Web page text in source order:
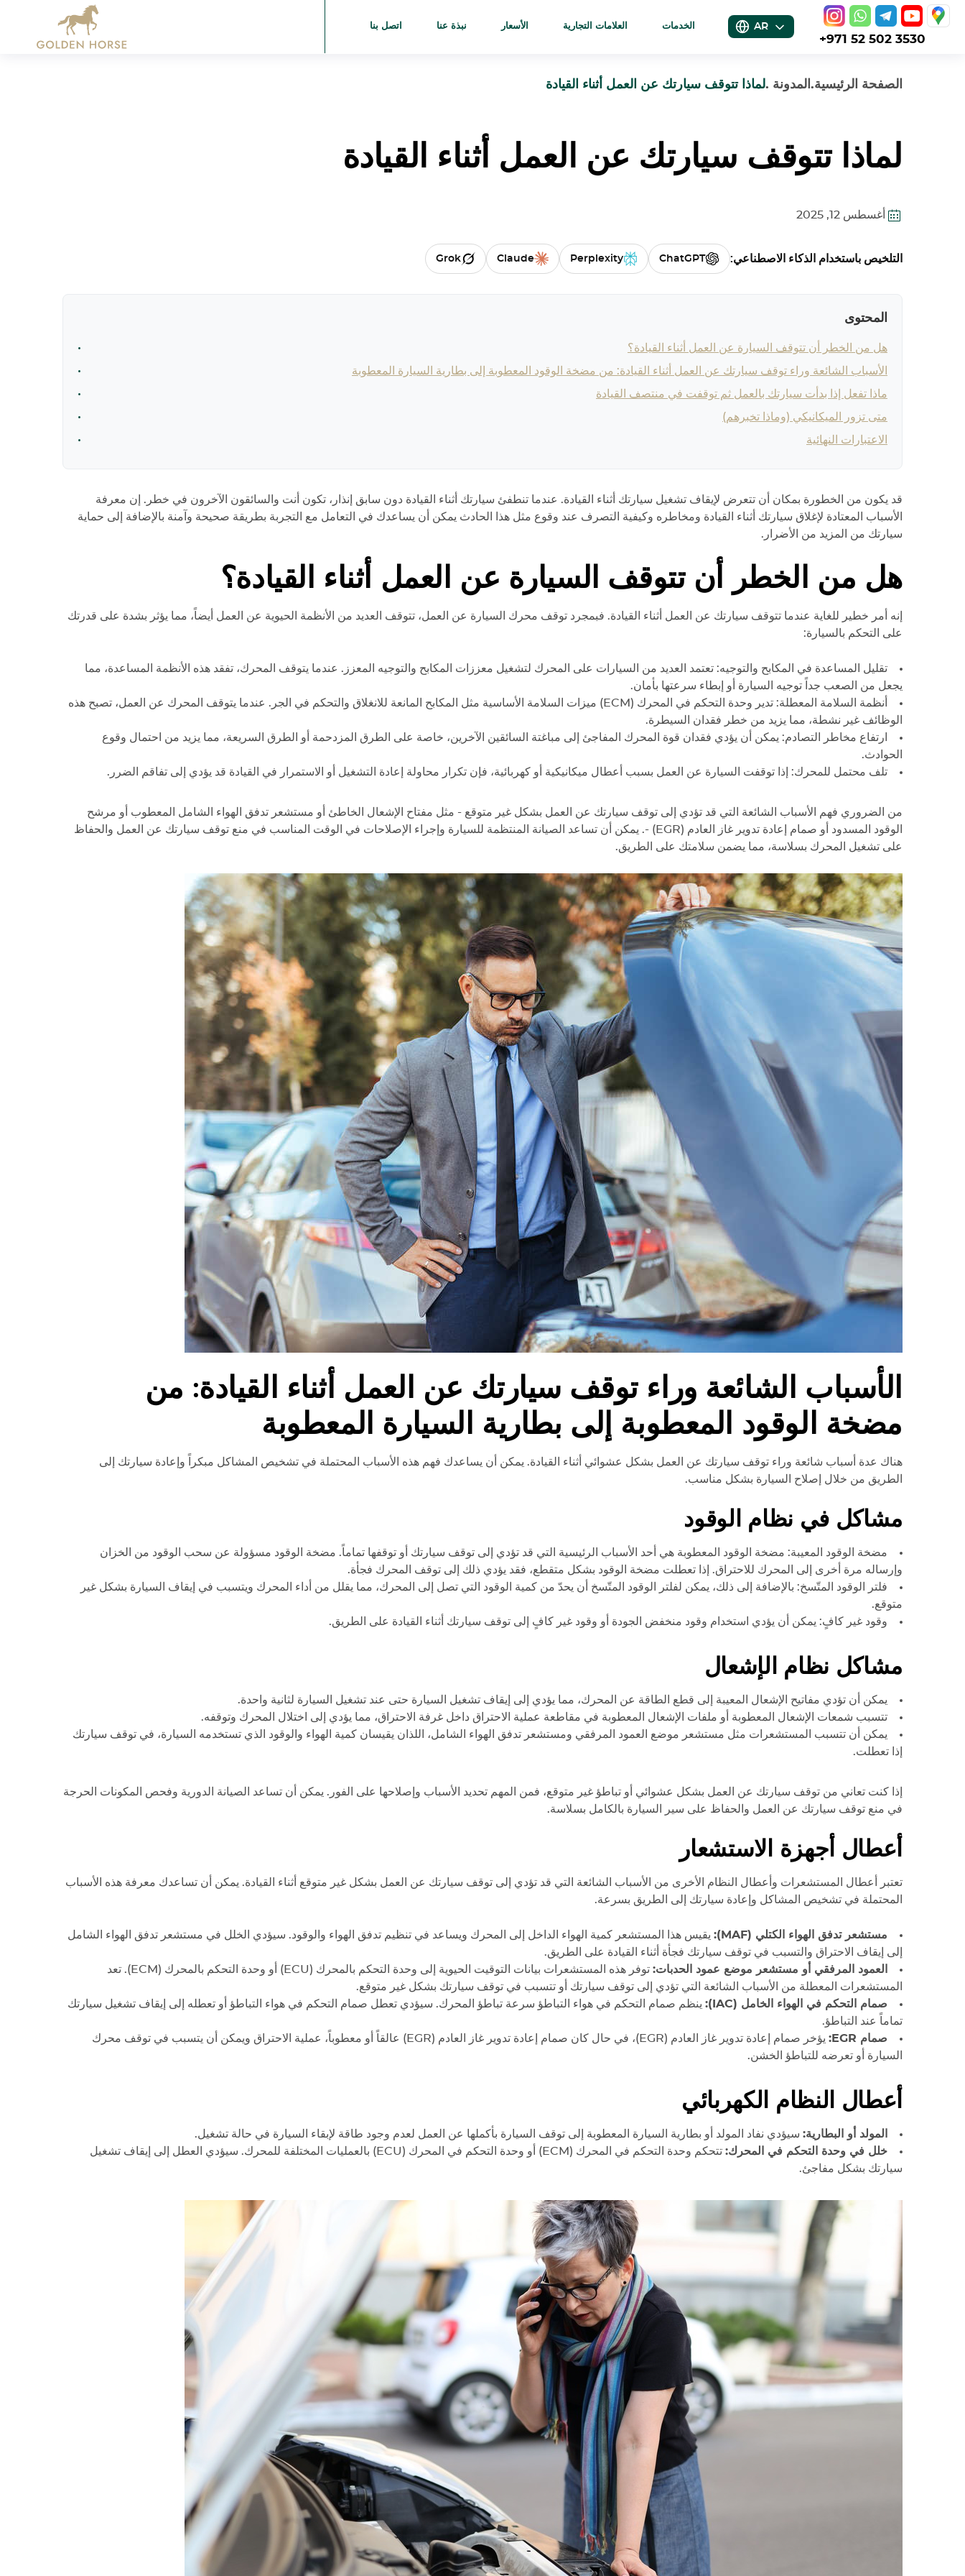
الخدمات العلامات التجارية الأسعار نبذة عنا اتصل بنا AR
+971 52 502 3530
الصفحة الرئيسية. المدونة .لماذا تتوقف سيارتك عن العمل أثناء القيادة
لماذا تتوقف سيارتك عن العمل أثناء القيادة
أغسطس 12, 2025
التلخيص باستخدام الذكاء الاصطناعي: ChatGPT
Perplexity
Claude
Grok
المحتوى
هل من الخطر أن تتوقف السيارة عن العمل أثناء القيادة؟
الأسباب الشائعة وراء توقف سيارتك عن العمل أثناء القيادة: من مضخة الوقود المعطوبة إلى بطارية السيارة المعطوبة
ماذا تفعل إذا بدأت سيارتك بالعمل ثم توقفت في منتصف القيادة
متى تزور الميكانيكي (وماذا تخبرهم)
الاعتبارات النهائية
قد يكون من الخطورة بمكان أن تتعرض لإيقاف تشغيل سيارتك أثناء القيادة. عندما تنطفئ سيارتك أثناء القيادة دون سابق إنذار، تكون أنت والسائقون الآخرون في خطر. إن معرفة
الأسباب المعتادة لإغلاق سيارتك أثناء القيادة ومخاطره وكيفية التصرف عند وقوع مثل هذا الحادث يمكن أن يساعدك في التعامل مع التجربة بطريقة صحيحة وآمنة بالإضافة إلى حماية
سيارتك من المزيد من الأضرار.
هل من الخطر أن تتوقف السيارة عن العمل أثناء القيادة؟
إنه أمر خطير للغاية عندما تتوقف سيارتك عن العمل أثناء القيادة. فبمجرد توقف محرك السيارة عن العمل، تتوقف العديد من الأنظمة الحيوية عن العمل أيضاً، مما يؤثر بشدة على قدرتك
على التحكم بالسيارة:
تقليل المساعدة في المكابح والتوجيه: تعتمد العديد من السيارات على المحرك لتشغيل معززات المكابح والتوجيه المعزز. عندما يتوقف المحرك، تفقد هذه الأنظمة المساعدة، مما
يجعل من الصعب جداً توجيه السيارة أو إبطاء سرعتها بأمان.
أنظمة السلامة المعطلة: تدير وحدة التحكم في المحرك (ECM) ميزات السلامة الأساسية مثل المكابح المانعة للانغلاق والتحكم في الجر. عندما يتوقف المحرك عن العمل، تصبح هذه
الوظائف غير نشطة، مما يزيد من خطر فقدان السيطرة.
ارتفاع مخاطر التصادم: يمكن أن يؤدي فقدان قوة المحرك المفاجئ إلى مباغتة السائقين الآخرين، خاصة على الطرق المزدحمة أو الطرق السريعة، مما يزيد من احتمال وقوع
الحوادث.
تلف محتمل للمحرك: إذا توقفت السيارة عن العمل بسبب أعطال ميكانيكية أو كهربائية، فإن تكرار محاولة إعادة التشغيل أو الاستمرار في القيادة قد يؤدي إلى تفاقم الضرر.
من الضروري فهم الأسباب الشائعة التي قد تؤدي إلى توقف سيارتك عن العمل بشكل غير متوقع - مثل مفتاح الإشعال الخاطئ أو مستشعر تدفق الهواء الشامل المعطوب أو مرشح
الوقود المسدود أو صمام إعادة تدوير غاز العادم (EGR) -. يمكن أن تساعد الصيانة المنتظمة للسيارة وإجراء الإصلاحات في الوقت المناسب في منع توقف سيارتك عن العمل والحفاظ
على تشغيل المحرك بسلاسة، مما يضمن سلامتك على الطريق.
الأسباب الشائعة وراء توقف سيارتك عن العمل أثناء القيادة: من
مضخة الوقود المعطوبة إلى بطارية السيارة المعطوبة
هناك عدة أسباب شائعة وراء توقف سيارتك عن العمل بشكل عشوائي أثناء القيادة. يمكن أن يساعدك فهم هذه الأسباب المحتملة في تشخيص المشاكل مبكراً وإعادة سيارتك إلى
الطريق من خلال إصلاح السيارة بشكل مناسب.
مشاكل في نظام الوقود
مضخة الوقود المعيبة: مضخة الوقود المعطوبة هي أحد الأسباب الرئيسية التي قد تؤدي إلى توقف سيارتك أو توقفها تماماً. مضخة الوقود مسؤولة عن سحب الوقود من الخزان
وإرساله مرة أخرى إلى المحرك للاحتراق. إذا تعطلت مضخة الوقود بشكل متقطع، فقد يؤدي ذلك إلى توقف المحرك فجأة.
فلتر الوقود المتّسخ: بالإضافة إلى ذلك، يمكن لفلتر الوقود المتّسخ أن يحدّ من كمية الوقود التي تصل إلى المحرك، مما يقلل من أداء المحرك ويتسبب في إيقاف السيارة بشكل غير
متوقع.
وقود غير كافٍ: يمكن أن يؤدي استخدام وقود منخفض الجودة أو وقود غير كافٍ إلى توقف سيارتك أثناء القيادة على الطريق.
مشاكل نظام الإشعال
يمكن أن تؤدي مفاتيح الإشعال المعيبة إلى قطع الطاقة عن المحرك، مما يؤدي إلى إيقاف تشغيل السيارة حتى عند تشغيل السيارة لثانية واحدة.
تتسبب شمعات الإشعال المعطوبة أو ملفات الإشعال المعطوبة في مقاطعة عملية الاحتراق داخل غرفة الاحتراق، مما يؤدي إلى اختلال المحرك وتوقفه.
يمكن أن تتسبب المستشعرات مثل مستشعر موضع العمود المرفقي ومستشعر تدفق الهواء الشامل، اللذان يقيسان كمية الهواء والوقود الذي تستخدمه السيارة، في توقف سيارتك
إذا تعطلت.
إذا كنت تعاني من توقف سيارتك عن العمل بشكل عشوائي أو تباطؤ غير متوقع، فمن المهم تحديد الأسباب وإصلاحها على الفور. يمكن أن تساعد الصيانة الدورية وفحص المكونات الحرجة
في منع توقف سيارتك عن العمل والحفاظ على سير السيارة بالكامل بسلاسة.
أعطال أجهزة الاستشعار
تعتبر أعطال المستشعرات وأعطال النظام الأخرى من الأسباب الشائعة التي قد تؤدي إلى توقف سيارتك عن العمل بشكل غير متوقع أثناء القيادة. يمكن أن تساعدك معرفة هذه الأسباب
المحتملة في تشخيص المشاكل وإعادة سيارتك إلى الطريق بسرعة.
مستشعر تدفق الهواء الكتلي (MAF):
يقيس هذا المستشعر كمية الهواء الداخل إلى المحرك ويساعد في تنظيم تدفق الهواء والوقود. سيؤدي الخلل في مستشعر تدفق الهواء الشامل
إلى إيقاف الاحتراق والتسبب في توقف سيارتك فجأة أثناء القيادة على الطريق.
العمود المرفقي أو مستشعر موضع عمود الحدبات:
توفر هذه المستشعرات بيانات التوقيت الحيوية إلى وحدة التحكم بالمحرك (ECU) أو وحدة التحكم بالمحرك (ECM). تعد
المستشعرات المعطلة من الأسباب الشائعة التي تؤدي إلى توقف سيارتك أو تتسبب في توقف سيارتك بشكل غير متوقع.
صمام التحكم في الهواء الخامل (IAC):
ينظم صمام التحكم في هواء التباطؤ سرعة تباطؤ المحرك. سيؤدي تعطل صمام التحكم في هواء التباطؤ أو تعطله إلى إيقاف تشغيل سيارتك
تماماً عند التباطؤ.
صمام EGR:
يؤخر صمام إعادة تدوير غاز العادم (EGR)، في حال كان صمام إعادة تدوير غاز العادم (EGR) عالقاً أو معطوباً، عملية الاحتراق ويمكن أن يتسبب في توقف محرك
السيارة أو تعرضه للتباطؤ الخشن.
أعطال النظام الكهربائي
المولد أو البطارية: سيؤدي نفاد المولد أو بطارية السيارة المعطوبة إلى توقف السيارة بأكملها عن العمل لعدم وجود طاقة لإبقاء السيارة في حالة تشغيل.
خلل في وحدة التحكم في المحرك:
تتحكم وحدة التحكم في المحرك (ECM) أو وحدة التحكم في المحرك (ECU) بالعمليات المختلفة للمحرك. سيؤدي العطل إلى إيقاف تشغيل
سيارتك بشكل مفاجئ.